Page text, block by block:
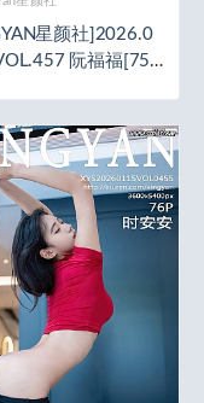
星颜社]2026.0
阮福福[75+